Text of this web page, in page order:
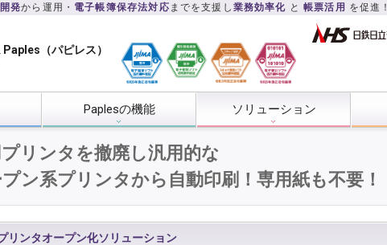
発から運用・ 電子帳簿保存法対応 までを支援し 業務効率化 と帳票活用 を促進！
（パピレス）
Paplesの機能 ソリューション
リンタを撤廃し汎用的な
ン系プリンタから自動印刷！専用紙も不要！
リンタオープン化ソリューション